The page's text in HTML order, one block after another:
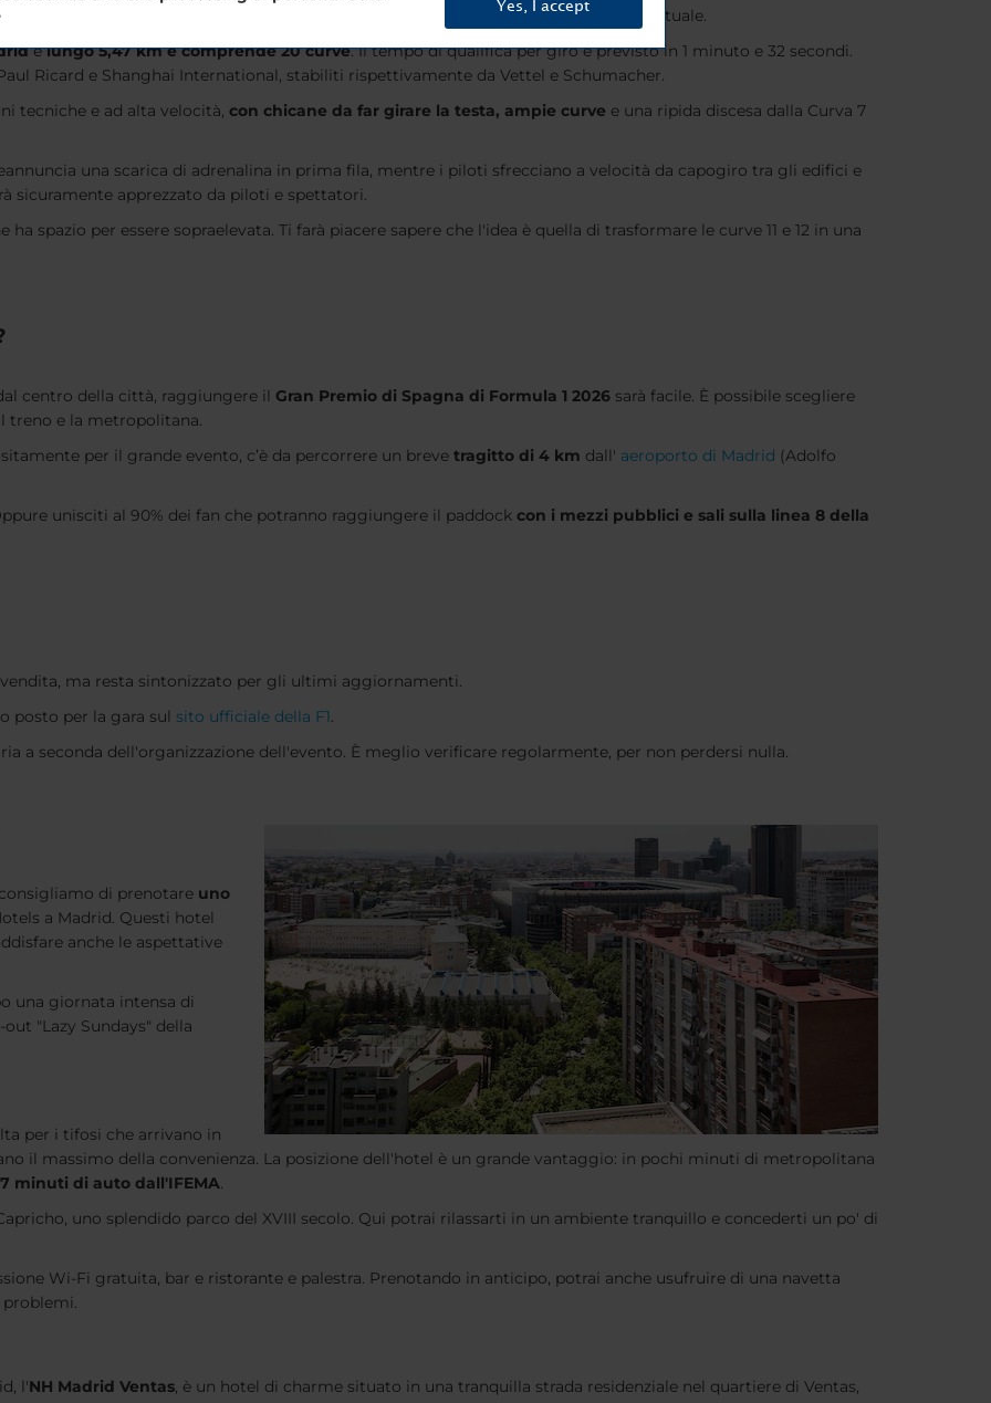
24 modelli di circuito e innumerevoli sottomodelli prima di arrivare al concetto attuale.
èlungo 5,47 km e comprende 20 curve. Il tempo di qualifica per giro è previsto in 1 minuto e 32 secondi.
Ricard e Shanghai International, stabiliti rispettivamente da Vettel e Schumacher.
tecniche e ad alta velocità, con chicane da far girare la testa, ampie curve e una ripida discesa dalla Curva 7
una scarica di adrenalina in prima fila, mentre i piloti sfrecciano a velocità da capogiro tra gli edifici e
sicuramente apprezzato da piloti e spettatori.
ha spazio per essere sopraelevata. Ti farà piacere sapere che l'idea è quella di trasformare le curve 11 e 12 in una
centro della città, raggiungere il Gran Premio di Spagna di Formula 1 2026 sarà facile. È possibile scegliere
treno e la metropolitana.
per il grande evento, c’è da percorrere un breve tragitto di 4 km dall' aeroporto di Madrid (Adolfo
unisciti al 90% dei fan che potranno raggiungere il paddock con i mezzi pubblici e sali sulla linea 8 della
ma resta sintonizzato per gli ultimi aggiornamenti.
posto per la gara sul sito ufficiale della F1.
a seconda dell'organizzazione dell'evento. È meglio verificare regolarmente, per non perdersi nulla.
di prenotare uno
a Madrid. Questi hotel
anche le aspettative
una giornata intensa di
"Lazy Sundays" della
per i tifosi che arrivano in
il massimo della convenienza. La posizione dell'hotel è un grande vantaggio: in pochi minuti di metropolitana
minuti di auto dall'IFEMA.
uno splendido parco del XVIII secolo. Qui potrai rilassarti in un ambiente tranquillo e concederti un po' di
Wi-Fi gratuita, bar e ristorante e palestra. Prenotando in anticipo, potrai anche usufruire di una navetta
l'NH Madrid Ventas, è un hotel di charme situato in una tranquilla strada residenziale nel quartiere di Ventas,
Yes, I accept